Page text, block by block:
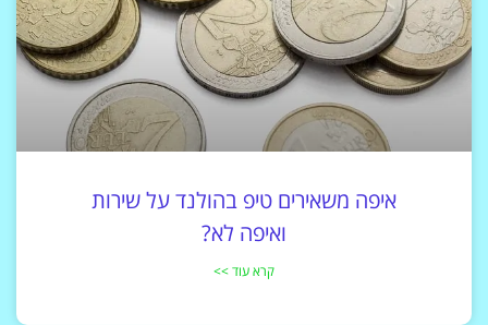
איפה משאירים טיפ בהולנד על שירות
ואיפה לא?
קרא עוד >>